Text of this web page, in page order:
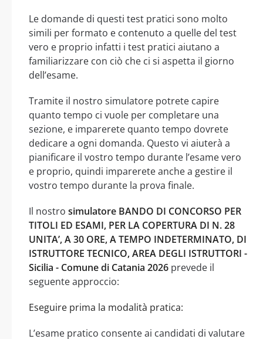
Le domande di questi test pratici sono molto
simili per formato e contenuto a quelle del test
vero e proprio infatti i test pratici aiutano a
familiarizzare con ciò che ci si aspetta il giorno
dell’esame.
Tramite il nostro simulatore potrete capire
quanto tempo ci vuole per completare una
sezione, e imparerete quanto tempo dovrete
dedicare a ogni domanda. Questo vi aiuterà a
pianificare il vostro tempo durante l’esame vero
e proprio, quindi imparerete anche a gestire il
vostro tempo durante la prova finale.
Il nostro simulatore BANDO DI CONCORSO PER
TITOLI ED ESAMI, PER LA COPERTURA DI N. 28
UNITA’, A 30 ORE, A TEMPO INDETERMINATO, DI
ISTRUTTORE TECNICO, AREA DEGLI ISTRUTTORI -
Sicilia - Comune di Catania 2026 prevede il
seguente approccio:
Eseguire prima la modalità pratica:
L’esame pratico consente ai candidati di valutare